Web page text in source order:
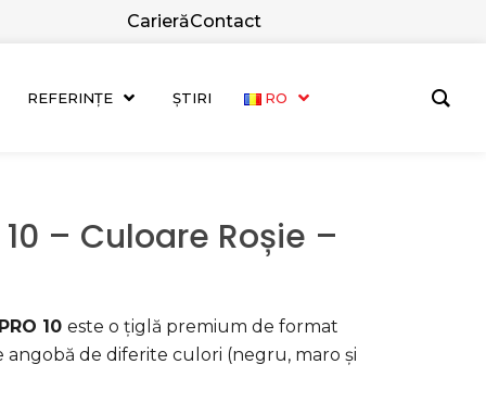
CarierăContact
REFERINȚE ȘTIRI RO
– Culoare Roșie –
10 este o țiglă premium de format
angobă de diferite culori (negru, maro și